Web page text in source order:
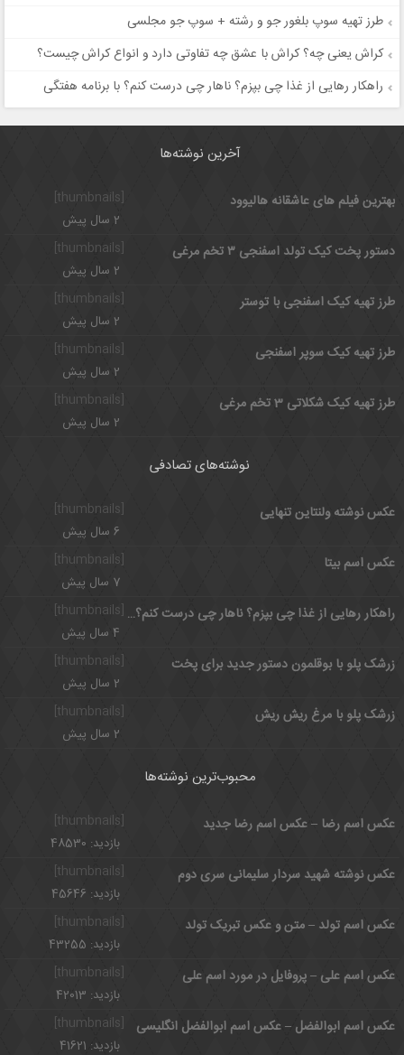
طرز تهیه سوپ بلغور جو و رشته + سوپ جو مجلسی
کراش یعنی چه؟ کراش با عشق چه تفاوتی دارد و انواع کراش چیست؟
راهکار رهایی از غذا چی بپزم؟ ناهار چی درست کنم؟ با برنامه هفتگی
آخرین نوشته‌ها
بهترین فیلم های عاشقانه هالیوود
2 سال پیش
[thumbnails]
دستور پخت کیک تولد اسفنجی ۳ تخم مرغی
2 سال پیش
طرز تهیه کیک اسفنجی با توستر
2 سال پیش
[thumbnails]
طرز تهیه کیک سوپر اسفنجی
2 سال پیش
طرز تهیه کیک شکلاتی 3 تخم مرغی
2 سال پیش
نوشته‌های تصادفی
[thumbnails] عکس نوشته ولنتاین تنهایی
6 سال پیش
عکس اسم بیتا
7 سال پیش
[thumbnails] راهکار رهایی از غذا چی بپزم؟ ناهار چی درست کنم؟ با برنامه هفتگی
4 سال پیش
زرشک پلو با بوقلمون دستور جدید برای پخت
2 سال پیش
زرشک پلو با مرغ ریش ریش
2 سال پیش
محبوب‌ترین نوشته‌ها
عکس اسم رضا – عکس اسم رضا جدید
بازدید: 48530
[thumbnails]
عکس نوشته شهید سردار سلیمانی سری دوم
بازدید: 45646
عکس اسم تولد – متن و عکس تبریک تولد
بازدید: 43255
عکس اسم علی – پروفایل در مورد اسم علی
بازدید: 42013
عکس اسم ابوالفضل – عکس اسم ابوالفضل انگلیسی
بازدید: 41621